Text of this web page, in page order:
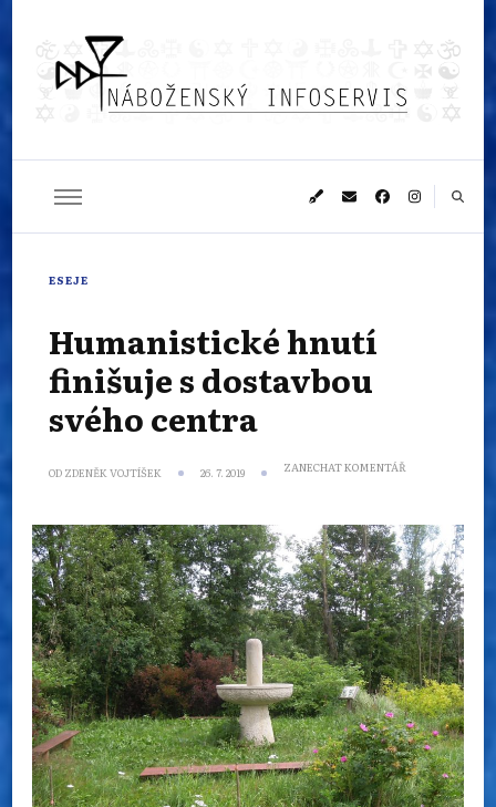
Náboženský
infoservis
ESEJE
Humanistické hnutí
finišuje s dostavbou
svého centra
OD ZDENĚK VOJTÍŠEK 26. 7. 2019 ZANECHAT KOMENTÁŘ
S DOSTAVBOU
SVÉHO
CENTRA